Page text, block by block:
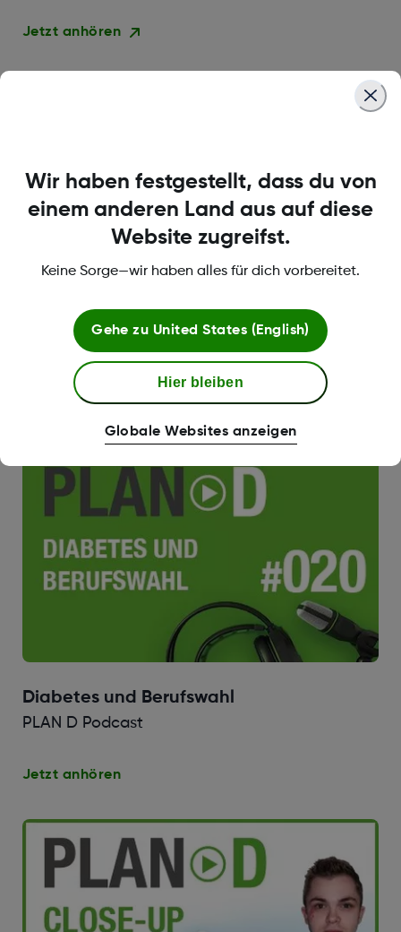
Jetzt anhören
Insights Dexcom Datenauswertung
PLAN D Podcast
Jetzt anhören
Diabetes und Berufswahl
PLAN D Podcast
Jetzt anhören
Wir haben festgestellt, dass du von
einem anderen Land aus auf diese
Website zugreifst.
Keine Sorge—wir haben alles für dich vorbereitet.
Gehe zu United States (English)
Hier bleiben
Globale Websites anzeigen